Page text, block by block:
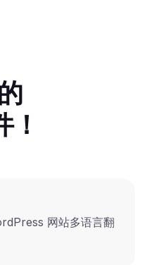
网站多语言翻